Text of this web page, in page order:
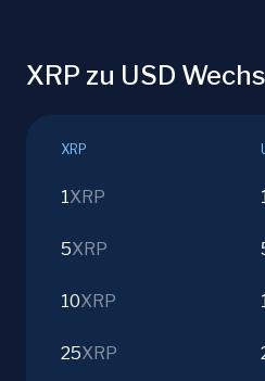
XRP zu USD
XRP
1XRP
5XRP
10XRP
25XRP